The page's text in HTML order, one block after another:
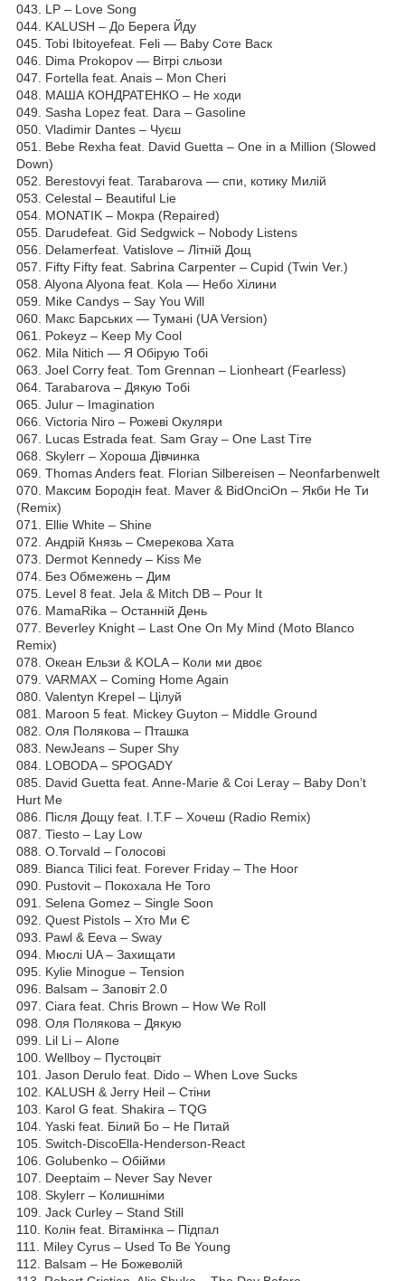
043. LP – Love Song
044. KALUSH – До Берега Йду
045. Tobi Ibitoyefeat. Feli — Baby Соте Васк
046. Dima Prokopov — Вітрі сльози
047. Fortella feat. Anais – Mon Cheri
048. МАША КОНДРАТЕНКО – Hе ходи
049. Sasha Lopez feat. Dara – Gasoline
050. Vladimir Dantes – Чуєш
051. Bebe Rexha feat. David Guetta – One in a Million (Slowed
Down)
052. Berestovyi feat. Tarabarova — спи, котику Милій
053. Celestal – Beautiful Lie
054. MONATIK – Мокра (Repaired)
055. Darudefeat. Gid Sedgwick – Nobody Listens
056. Delamerfeat. Vatislove – Літній Дощ
057. Fifty Fifty feat. Sabrina Carpenter – Cupid (Twin Ver.)
058. Alyona Alyona feat. Kola — Небо Хілини
059. Mike Candys – Say You Will
060. Макс Барських — Тумані (UA Version)
061. Pokeyz – Keep My Cool
062. Mila Nitich — Я Обірую Тобі
063. Joel Corry feat. Tom Grennan – Lionheart (Fearless)
064. Tarabarova – Дякую Тобі
065. Julur – Imagination
066. Victoria Niro – Рожеві Окуляри
067. Lucas Estrada feat. Sam Gray – One Last Тіте
068. Skylerr – Хороша Дівчинка
069. Thomas Anders feat. Florian Silbereisen – Neonfarbenwelt
070. Максим Бородін feat. Maver & BidOnciOn – Якби He Ти
(Remix)
071. Ellie White – Shine
072. Андрій Князь – Смерекова Хата
073. Dermot Kennedy – Kiss Ме
074. Без Обмежень – Дим
075. Level 8 feat. Jela & Mitch DB – Pour It
076. MamaRika – Останній День
077. Beverley Knight – Last One On My Mind (Moto Blanco
Remix)
078. Океан Ельзи & KOLA – Коли ми двоє
079. VARMAX – Coming Home Again
080. Valentyn Krepel – Цілуй
081. Maroon 5 feat. Mickey Guyton – Middle Ground
082. Оля Полякова – Пташка
083. NewJeans – Super Shy
084. LOBODA – SPOGADY
085. David Guetta feat. Anne-Marie & Coi Leray – Baby Don’t
Hurt Ме
086. Після Дощу feat. I.T.F – Хочеш (Radio Remix)
087. Tiesto – Lay Low
088. O.Torvald – Голосові
089. Bianca Tilici feat. Forever Friday – The Ноог
090. Pustovit – Покохала He Toro
091. Selena Gomez – Single Soon
092. Quest Pistols – Хто Ми Є
093. Pawl & Eeva – Sway
094. Мюслі UA – Захищати
095. Kylie Minogue – Tension
096. Balsam – Заповіт 2.0
097. Ciara feat. Chris Brown – How We Roll
098. Оля Полякова – Дякую
099. Lil Li – АІопе
100. Wellboy – Пустоцвіт
101. Jason Derulo feat. Dido – When Love Sucks
102. KALUSH & Jerry Heil – Стіни
103. Karol G feat. Shakira – TQG
104. Yaski feat. Білий Бо – He Питай
105. Switch-DiscoElla-Henderson-React
106. Golubenko – Обійми
107. Deeptaim – Never Say Never
108. Skylerr – Колишніми
109. Jack Curley – Stand Still
110. Колін feat. Вітамінка – Підпал
111. Miley Cyrus – Used To Be Young
112. Balsam – He Божеволій